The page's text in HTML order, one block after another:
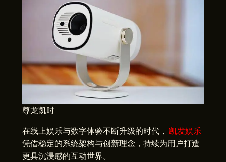
尊龙凯时
在线上娱乐与数字体验不断升级的时代， 凯发娱乐
凭借稳定的系统架构与创新理念，持续为用户打造
更具沉浸感的互动世界。